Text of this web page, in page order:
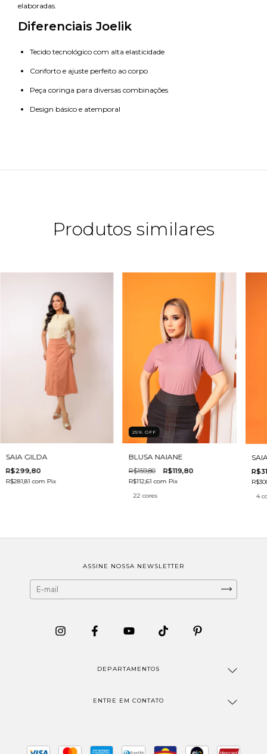
elaboradas.
Diferenciais Joelik
Tecido tecnológico com alta elasticidade
Conforto e ajuste perfeito ao corpo
Peça coringa para diversas combinações
Design básico e atemporal
Produtos similares
SAIA GILDA
R$299,80
R$281,81com Pix
25% OFF
BLUSA NAIANE
R$159,80 R$119,80
R$112,61com Pix
22 cores
4
ASSINE NOSSA NEWSLETTER
DEPARTAMENTOS
ENTRE EM CONTATO